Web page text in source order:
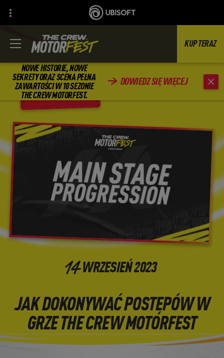
NOWE HISTORIE, NOWE
SEKRETY ORAZ SCENA PEŁNA
ZAWARTOŚCI W 10 SEZONIE
THE CREW MOTORFEST.
DOWIEDZ SIĘ WIĘCEJ
KUP TERAZ
WSTECZ
14 WRZESIEŃ2023
JAK DOKONYWAĆ POSTĘPÓW W
GRZE THE CREW MOTORFEST